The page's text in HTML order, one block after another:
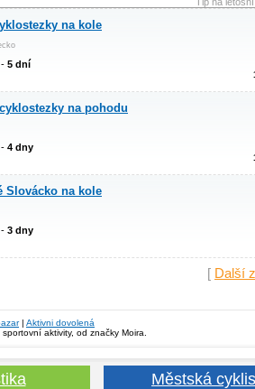
na kole
5 dní
na pohodu
4 dny
Slovácko na kole
3 dny
[ Další
| Aktivni dovolená
aktivity, od značky Moira.
Městská